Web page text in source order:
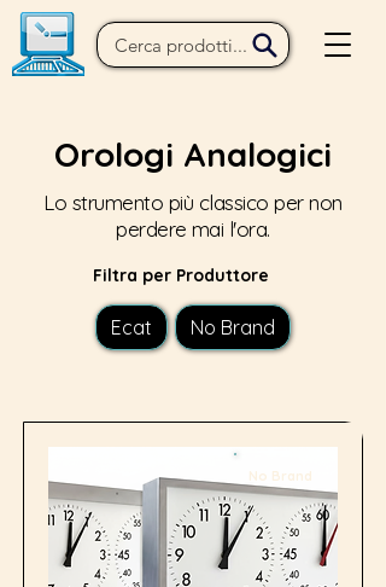
Orologi Analogici
Lo strumento più classico per non
perdere mai l'ora.
Filtra per Produttore
Ecat No Brand
No Brand